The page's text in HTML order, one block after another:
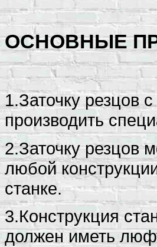
ОСНОВНЫЕ
1.Заточку резцов
производить
2.Заточку резцов
любой
станке.
3.Конструкция
должен иметь